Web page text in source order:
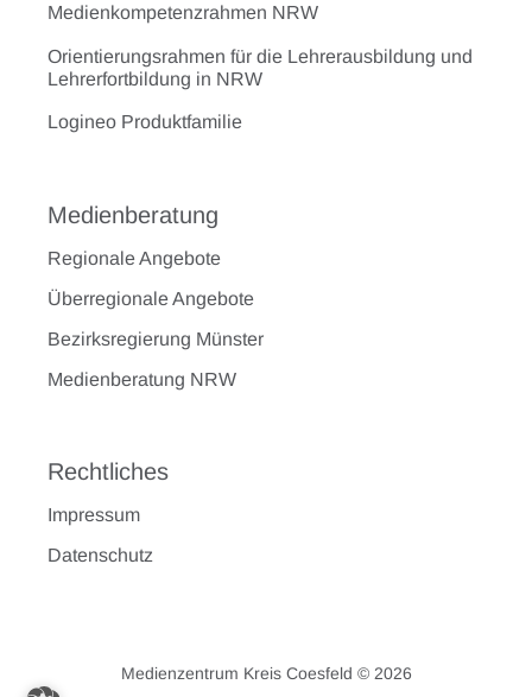
Medienkompetenzrahmen NRW
Orientierungsrahmen für die Lehrerausbildung und
Lehrerfortbildung in NRW
Logineo Produktfamilie
Medienberatung
Regionale Angebote
Überregionale Angebote
Bezirksregierung Münster
Medienberatung NRW
Rechtliches
Impressum
Datenschutz
Medienzentrum Kreis Coesfeld © 2026